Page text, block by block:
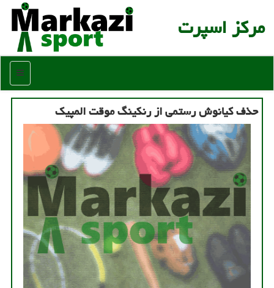
مركز اسپرت
منو
حذف كیانوش رستمی از رنكینگ موقت المپیك